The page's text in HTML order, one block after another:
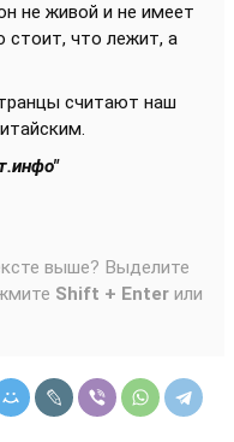
не живой и не имеет
стоит, что лежит, а
считают наш
выше? Выделите
Shift + Enter или